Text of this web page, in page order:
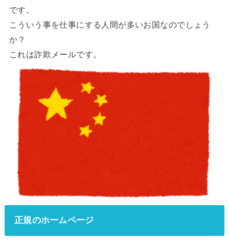
です。
こういう事を仕事にする人間が多いお国なのでしょう
か？
これは詐欺メールです。
正規のホームページ